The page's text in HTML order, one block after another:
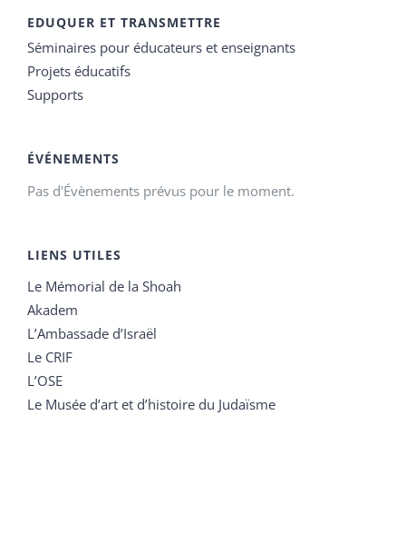
EDUQUER ET TRANSMETTRE
Séminaires pour éducateurs et enseignants
Projets éducatifs
Supports
ÉVÉNEMENTS
Pas d'Évènements prévus pour le moment.
LIENS UTILES
Le Mémorial de la Shoah
Akadem
L’Ambassade d’Israël
Le CRIF
L’OSE
Le Musée d’art et d’histoire du Judaïsme